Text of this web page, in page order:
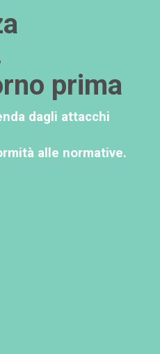
prima
dagli attacchi
alle normative.